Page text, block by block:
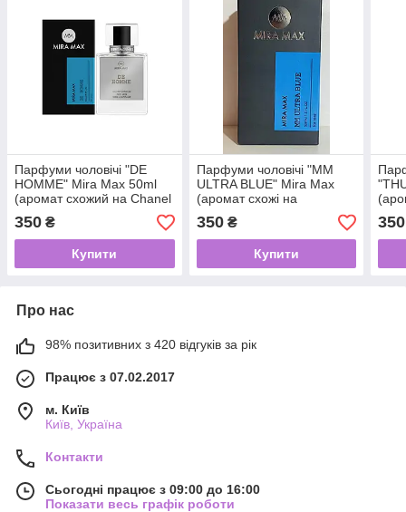
Парфуми чоловічі "DE
HOMME" Mira Max 50ml
(аромат схожий на Chanel
Blue de Chanel)
350 ₴
Купити
Парфуми чоловічі "MM
ULTRA BLUE" Mira Max
(аромат схожі на
Montblanc Explorer Ultra
Blue) 50ml
350₴
Купити
350
Про нас
98% позитивних з 420 відгуків за рік
Працює з 07.02.2017
м. Київ
Київ, Україна
Контакти
Сьогодні працює з 09:00 до 16:00
Показати весь графік роботи